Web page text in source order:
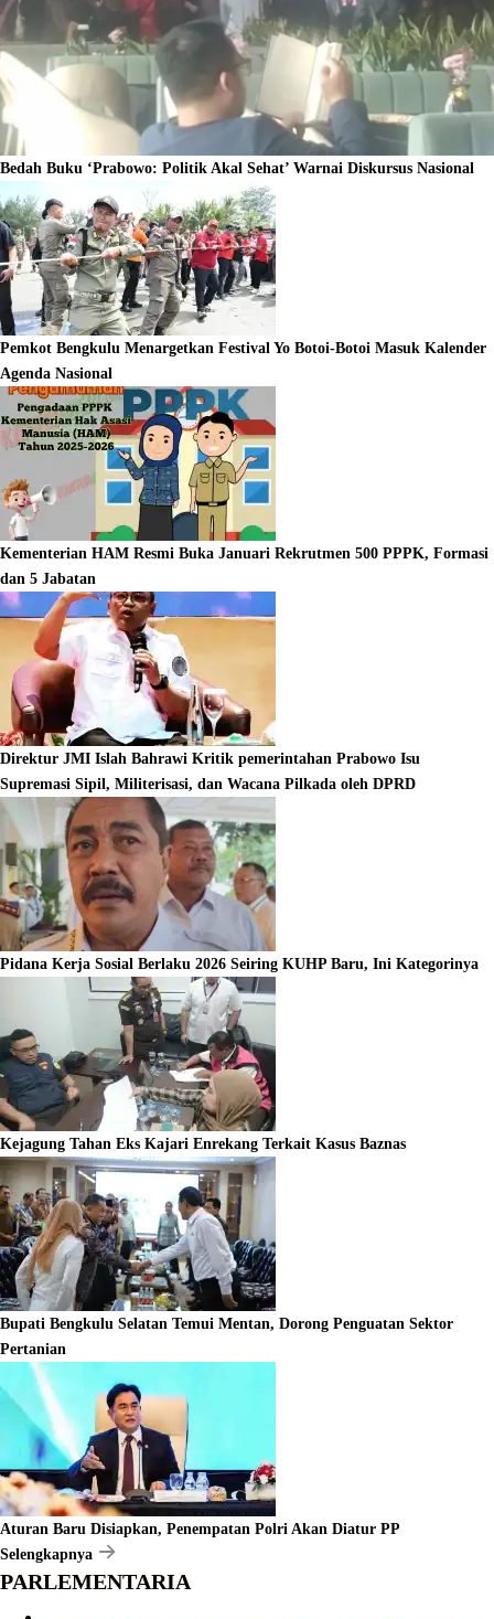
Bedah Buku ‘Prabowo: Politik Akal Sehat’ Warnai Diskursus Nasional
Pemkot Bengkulu Menargetkan Festival Yo Botoi-Botoi Masuk Kalender
Agenda Nasional
Kementerian HAM Resmi Buka Januari Rekrutmen 500 PPPK, Formasi
dan 5 Jabatan
Direktur JMI Islah Bahrawi Kritik pemerintahan Prabowo Isu
Supremasi Sipil, Militerisasi, dan Wacana Pilkada oleh DPRD
Pidana Kerja Sosial Berlaku 2026 Seiring KUHP Baru, Ini Kategorinya
Kejagung Tahan Eks Kajari Enrekang Terkait Kasus Baznas
Bupati Bengkulu Selatan Temui Mentan, Dorong Penguatan Sektor
Pertanian
Aturan Baru Disiapkan, Penempatan Polri Akan Diatur PP
Selengkapnya
PARLEMENTARIA